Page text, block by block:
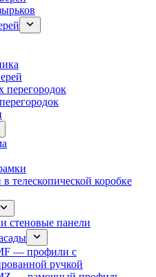
перегородок
телескопической коробке
стеновые панели
— профили с
ручкой